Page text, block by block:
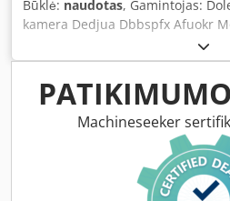
Būklė: naudotas, Gamintojas:
kamera Dedjua Dbbspfx Afuokr
Produktyvumas: 260 kg/val.
mm Ilgis: 2290 mm Įtampa: 400V
Pagrindinė medžiaga:
Machineseeker